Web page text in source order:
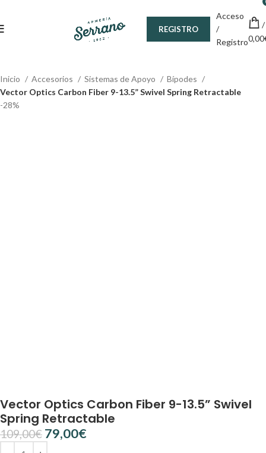
REGISTRO
Acceso
/
Registro
/
0,00
Inicio Accesorios Sistemas de Apoyo
Bípodes
Vector Optics Carbon Fiber 9-13.5” Swivel Spring Retractable
-28%
Vector Optics Carbon Fiber 9-13.5” Swivel
Spring Retractable
109,00€ 79,00€